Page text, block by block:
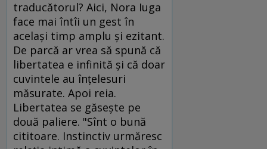
traducătorul? Aici, Nora Iuga
face mai întîi un gest în
acelaşi timp amplu şi ezitant.
De parcă ar vrea să spună că
libertatea e infinită şi că doar
cuvintele au înţelesuri
măsurate. Apoi reia.
Libertatea se găseşte pe
două paliere. "Sînt o bună
cititoare. Instinctiv urmăresc